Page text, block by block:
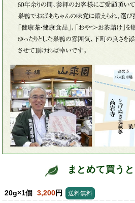
まとめて買うと
20g×1個 3,200円 送料無料